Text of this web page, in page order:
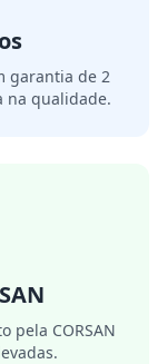
garantia de 2
na qualidade.
pela CORSAN